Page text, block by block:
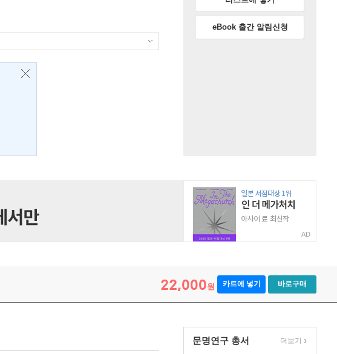
eBook 출간 알림신청
AD
22,000원 카트에 넣기 바로구매
문명연구 총서 더보기